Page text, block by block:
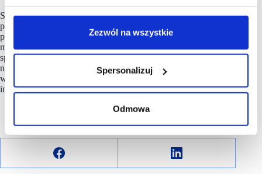
Zezwól na wszystkie
Spersonalizuj
Odmowa
Spółka posiada sieć blisko 3200 salonów o łącznej powierzchni
przekraczającej 2,6 mln m2 i każdego roku dystrybuuje
produkty na 3 kontynenty.LPPpełni też ważną rolę, tworząc
miejsca pracy dla ponad 54 tys. osób w biurach i strukturach
sprzedaży w Polsce, krajach Europy, Azji i Afryki. Spółka jest
notowana na warszawskiej Giełdzie Papierów Wartościowych
w ramach indeksu WIG20 oraz należy do prestiżowego
indeksu MSCI Poland.